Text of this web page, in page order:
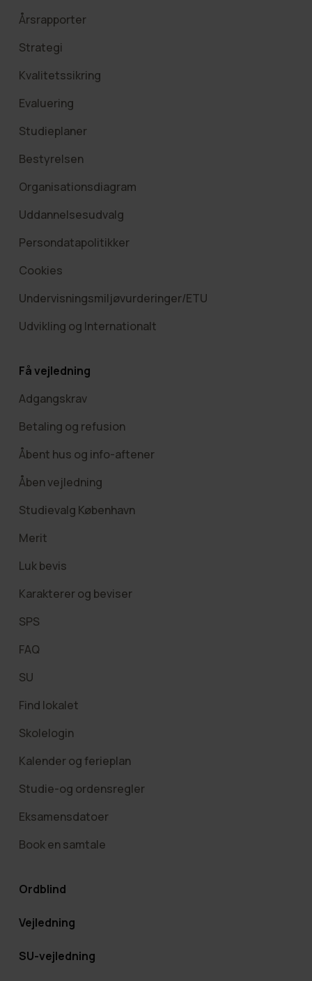
Årsrapporter
Strategi
Kvalitetssikring
Evaluering
Studieplaner
Bestyrelsen
Organisationsdiagram
Uddannelsesudvalg
Persondatapolitikker
Cookies
Undervisningsmiljøvurderinger/ETU
Udvikling og Internationalt
Få vejledning
Adgangskrav
Betaling og refusion
Åbent hus og info-aftener
Åben vejledning
Studievalg København
Merit
Luk bevis
Karakterer og beviser
SPS
FAQ
SU
Find lokalet
Skolelogin
Kalender og ferieplan
Studie-og ordensregler
Eksamensdatoer
Book en samtale
Ordblind
Vejledning
SU-vejledning